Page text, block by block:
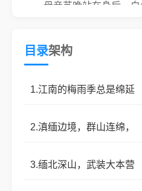
母亲苏晚站在身后，
沈砚书伸手，轻轻抚过
丝温度。
目录架构
1.江南的梅雨季总是绵延
2.滇缅边境，群山连绵，
3.缅北深山，武装大本营